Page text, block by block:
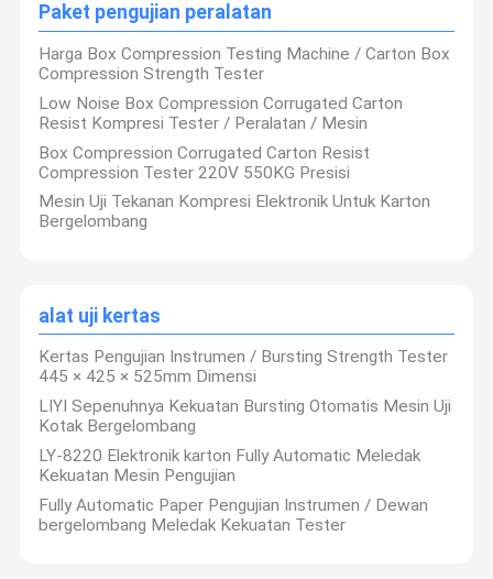
Perekat Testing Equipment
Alat Ukur Optik
Termometer inframerah medis
Paket pengujian peralatan
Harga Box Compression Testing Machine / Carton Box
Compression Strength Tester
Low Noise Box Compression Corrugated Carton
Resist Kompresi Tester / Peralatan / Mesin
Box Compression Corrugated Carton Resist
Compression Tester 220V 550KG Presisi
Mesin Uji Tekanan Kompresi Elektronik Untuk Karton
Bergelombang
alat uji kertas
Kertas Pengujian Instrumen / Bursting Strength Tester
445 × 425 × 525mm Dimensi
LIYI Sepenuhnya Kekuatan Bursting Otomatis Mesin Uji
Kotak Bergelombang
LY-8220 Elektronik karton Fully Automatic Meledak
Kekuatan Mesin Pengujian
Fully Automatic Paper Pengujian Instrumen / Dewan
bergelombang Meledak Kekuatan Tester
Kamar Lingkungan
Mesin Uji UV
Meredam Tungku